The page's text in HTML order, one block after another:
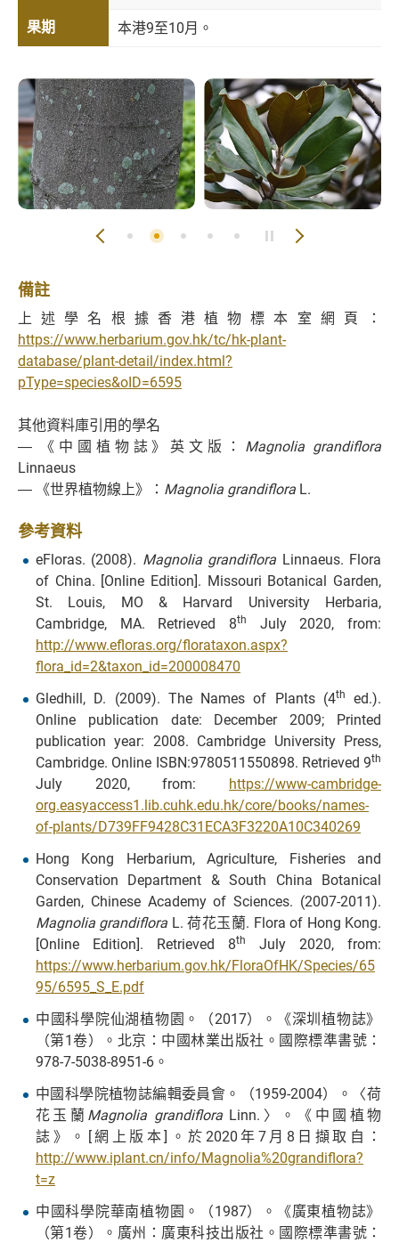
果期 本港9至10月。
備註
上述學名根據香港植物標本室網頁：
https://www.herbarium.gov.hk/tc/hk-plant-
database/plant-detail/index.html?
pType=species&oID=6595
其他資料庫引用的學名
― 《中國植物誌》英文版： Magnolia grandiflora
Linnaeus
― 《世界植物線上》： Magnolia grandiflora L.
參考資料
eFloras. (2008). Magnolia grandiflora Linnaeus. Flora
of China. [Online Edition]. Missouri Botanical Garden,
St. Louis, MO & Harvard University Herbaria,
Cambridge, MA. Retrieved 8th
July 2020, from:
http://www.efloras.org/florataxon.aspx?
flora_id=2&taxon_id=200008470
Gledhill, D. (2009). The Names of Plants (4th
ed.).
Online publication date: December 2009; Printed
publication year: 2008. Cambridge University Press,
Cambridge. Online ISBN:9780511550898. Retrieved 9th
July 2020, from:
https://www-cambridge-
org.easyaccess1.lib.cuhk.edu.hk/core/books/names-
of-plants/D739FF9428C31ECA3F3220A10C340269
Hong Kong Herbarium, Agriculture, Fisheries and
Conservation Department & South China Botanical
Garden, Chinese Academy of Sciences. (2007-2011).
Magnolia grandiflora L. 荷花玉蘭. Flora of Hong Kong.
[Online Edition]. Retrieved 8th
July 2020, from:
https://www.herbarium.gov.hk/FloraOfHK/Species/65
95/6595_S_E.pdf
中國科學院仙湖植物園。（2017）。《深圳植物誌》
（第1卷）。北京：中國林業出版社。國際標準書號：
978-7-5038-8951-6。
中國科學院植物誌編輯委員會。（1959-2004）。〈荷
花玉蘭 Magnolia grandifloraLinn.〉。《中國植物
誌》。[網上版本]。於2020年7月8日擷取自：
http://www.iplant.cn/info/Magnolia%20grandiflora?
t=z
中國科學院華南植物園。（1987）。《廣東植物誌》
（第1卷）。廣州：廣東科技出版社。國際標準書號：